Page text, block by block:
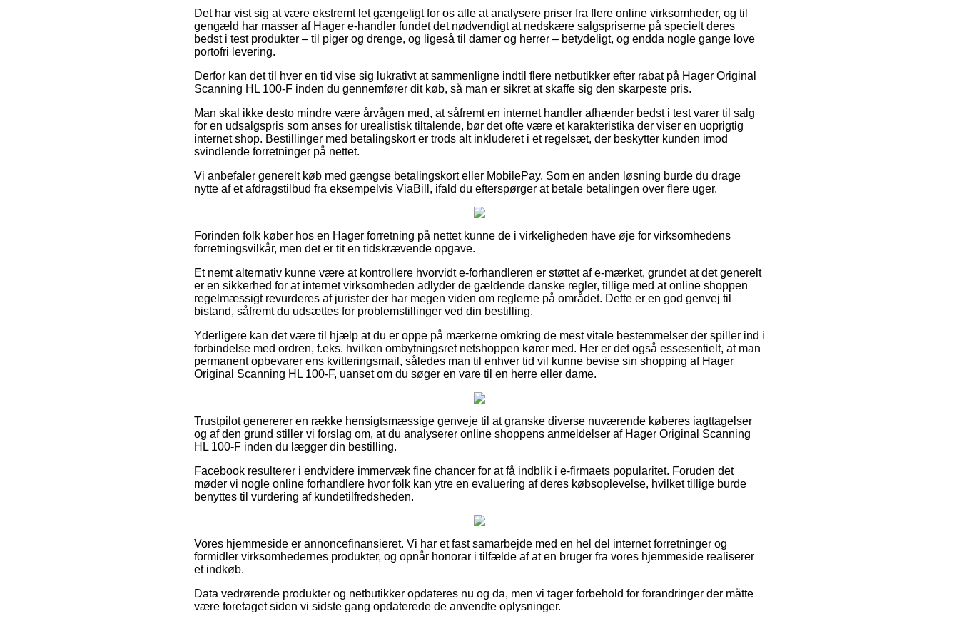
Det har vist sig at være ekstremt let gængeligt for os alle at analysere priser fra flere online virksomheder, og til
gengæld har masser af Hager e-handler fundet det nødvendigt at nedskære salgspriserne på specielt deres
bedst i test produkter – til piger og drenge, og ligeså til damer og herrer – betydeligt, og endda nogle gange love
portofri levering.
Derfor kan det til hver en tid vise sig lukrativt at sammenligne indtil flere netbutikker efter rabat på Hager Original
Scanning HL 100-F inden du gennemfører dit køb, så man er sikret at skaffe sig den skarpeste pris.
Man skal ikke desto mindre være årvågen med, at såfremt en internet handler afhænder bedst i test varer til salg
for en udsalgspris som anses for urealistisk tiltalende, bør det ofte være et karakteristika der viser en uoprigtig
internet shop. Bestillinger med betalingskort er trods alt inkluderet i et regelsæt, der beskytter kunden imod
svindlende forretninger på nettet.
Vi anbefaler generelt køb med gængse betalingskort eller MobilePay. Som en anden løsning burde du drage
nytte af et afdragstilbud fra eksempelvis ViaBill, ifald du efterspørger at betale betalingen over flere uger.
Forinden folk køber hos en Hager forretning på nettet kunne de i virkeligheden have øje for virksomhedens
forretningsvilkår, men det er tit en tidskrævende opgave.
Et nemt alternativ kunne være at kontrollere hvorvidt e-forhandleren er støttet af e-mærket, grundet at det generelt
er en sikkerhed for at internet virksomheden adlyder de gældende danske regler, tillige med at online shoppen
regelmæssigt revurderes af jurister der har megen viden om reglerne på området. Dette er en god genvej til
bistand, såfremt du udsættes for problemstillinger ved din bestilling.
Yderligere kan det være til hjælp at du er oppe på mærkerne omkring de mest vitale bestemmelser der spiller ind i
forbindelse med ordren, f.eks. hvilken ombytningsret netshoppen kører med. Her er det også essesentielt, at man
permanent opbevarer ens kvitteringsmail, således man til enhver tid vil kunne bevise sin shopping af Hager
Original Scanning HL 100-F, uanset om du søger en vare til en herre eller dame.
Trustpilot genererer en række hensigtsmæssige genveje til at granske diverse nuværende køberes iagttagelser
og af den grund stiller vi forslag om, at du analyserer online shoppens anmeldelser af Hager Original Scanning
HL 100-F inden du lægger din bestilling.
Facebook resulterer i endvidere immervæk fine chancer for at få indblik i e-firmaets popularitet. Foruden det
møder vi nogle online forhandlere hvor folk kan ytre en evaluering af deres købsoplevelse, hvilket tillige burde
benyttes til vurdering af kundetilfredsheden.
Vores hjemmeside er annoncefinansieret. Vi har et fast samarbejde med en hel del internet forretninger og
formidler virksomhedernes produkter, og opnår honorar i tilfælde af at en bruger fra vores hjemmeside realiserer
et indkøb.
Data vedrørende produkter og netbutikker opdateres nu og da, men vi tager forbehold for forandringer der måtte
være foretaget siden vi sidste gang opdaterede de anvendte oplysninger.